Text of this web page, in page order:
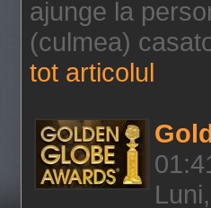
ajunge la
(culmea)
tot articolul